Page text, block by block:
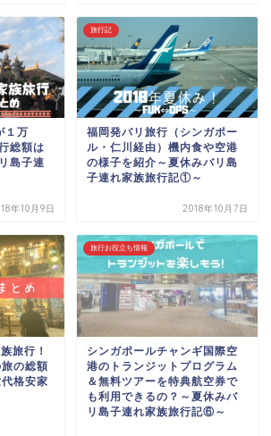
１万
総額は
島子連
年10月9日
旅行記
福岡発バリ旅行（シンガポー
ル・仁川経由）機内食や空港
の様子を紹介～夏休みバリ島
子連れ家族旅行記①～
2018年10月7日
旅行！
の総額
格安家
旅行お役立ち情報
シンガポールチャンギ国際空
港のトランジットプログラム
＆無料ツアーを特典航空券で
も利用できるの？～夏休みバ
リ島子連れ家族旅行記⑥～